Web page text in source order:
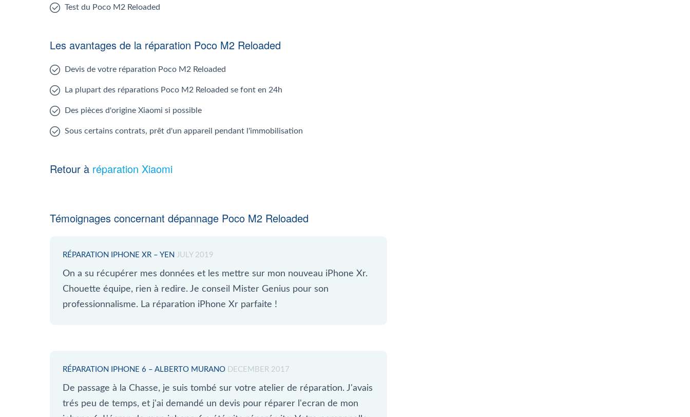
Test du Poco M2 Reloaded
Les avantages de la réparation Poco M2 Reloaded
Devis de votre réparation Poco M2 Reloaded
La plupart des réparations Poco M2 Reloaded se font en 24h
Des pièces d'origine Xiaomi si possible
Sous certains contrats, prêt d'un appareil pendant l'immobilisation
Retour à réparation Xiaomi
Témoignages concernant dépannage Poco M2 Reloaded
RÉPARATION IPHONE XR – YEN JULY 2019
On a su récupérer mes données et les mettre sur mon nouveau iPhone Xr.
Chouette équipe, rien à redire. Je conseil Mister Genius pour son
professionnalisme. La réparation iPhone Xr parfaite !
RÉPARATION IPHONE 6 – ALBERTO MURANO DECEMBER 2017
De passage à la Chasse, je suis tombé sur votre atelier de réparation. J'avais
trés peu de temps, et j'ai demandé un devis pour réparer l'ecran de mon